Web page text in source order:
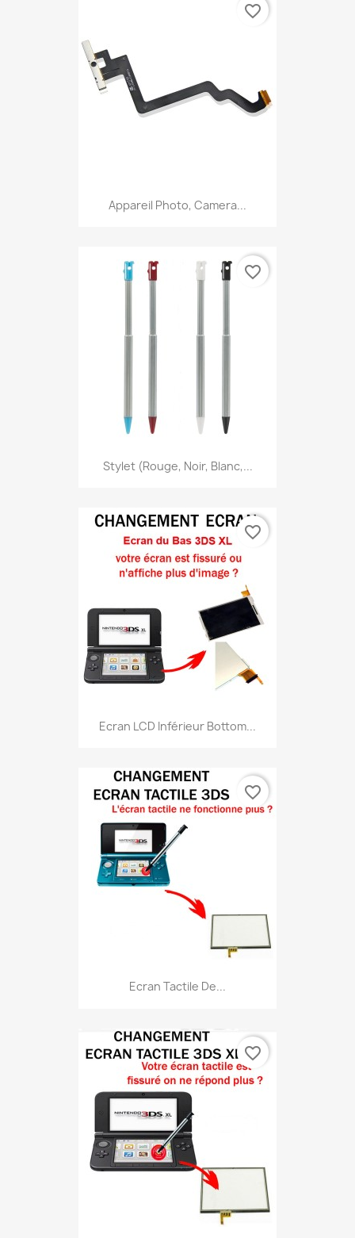
Appareil Photo, Camera...
favorite_border
Stylet (Rouge, Noir, Blanc,...
favorite_border
Ecran LCD Inférieur Bottom...
favorite_border
Ecran Tactile De...
favorite_border
favorite_border